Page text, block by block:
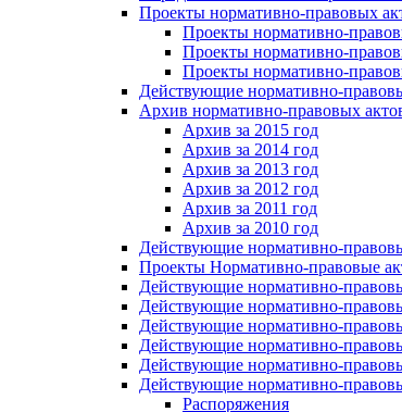
Проекты нормативно-правовых
Проекты нормативно-
Проекты нормативно-
Проекты нормативно-
Действующие нормативно-
Архив нормативно-правовых
Архив за 2015 год
Архив за 2014 год
Архив за 2013 год
Архив за 2012 год
Архив за 2011 год
Архив за 2010 год
Действующие нормативно-
Проекты Нормативно-правовые
Действующие нормативно-
Действующие нормативно-
Действующие нормативно-
Действующие нормативно-
Действующие нормативно-
Действующие нормативно-
Распоряжения